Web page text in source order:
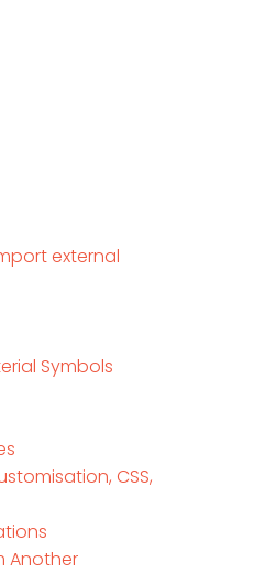
external
Symbols
CSS,
Another